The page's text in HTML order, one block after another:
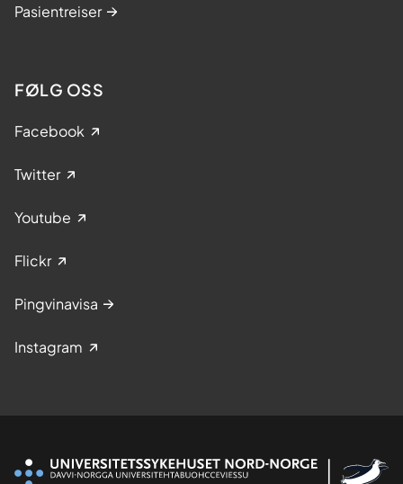
Pasientreiser
FØLG OSS
Facebook
Twitter
Youtube
Flickr
Pingvinavisa
Instagram